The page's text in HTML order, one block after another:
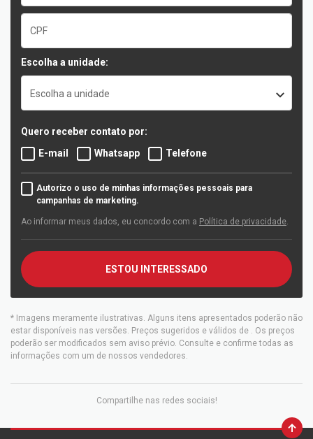
Escolha a unidade:
Escolha a unidade
Quero receber contato por:
E-mail
Whatsapp Telefone
Autorizo o uso de minhas informações pessoais para
campanhas de marketing.
Ao informar meus dados, eu concordo com a Política de privacidade.
ESTOU INTERESSADO
* Imagens meramente ilustrativas. Alguns itens apresentados poderão não
estar disponíveis nas versões. Preços sugeridos e válidos de . Os preços
poderão ser modificados sem aviso prévio. Consulte e confirme todas as
informações com um de nossos vendedores.
Compartilhe nas redes sociais!